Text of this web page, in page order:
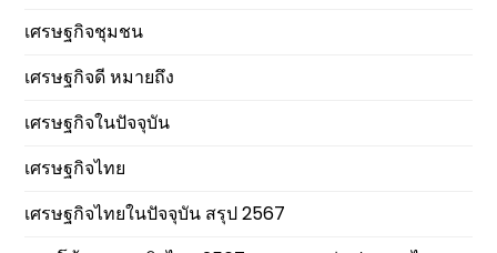
เศรษฐกิจชุมชน
เศรษฐกิจดี หมายถึง
เศรษฐกิจในปัจจุบัน
เศรษฐกิจไทย
เศรษฐกิจไทยในปัจจุบัน สรุป 2567